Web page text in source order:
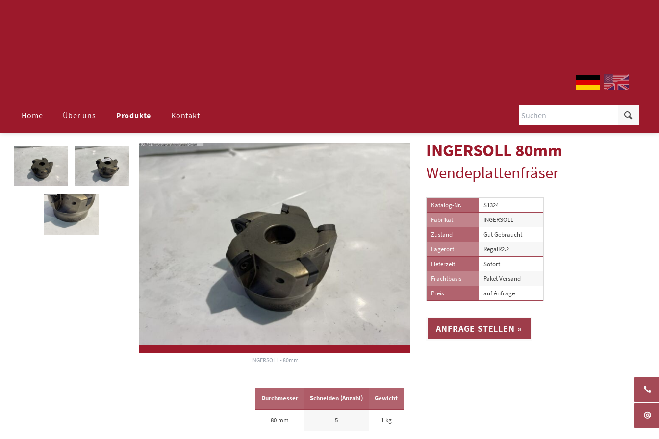
überspringenHome Über uns Produkte
ALLE
Maschinenzubehör
Aufspannplatten
Drehmaschinen
Kontakt
INGERSOLL - 80mm
INGERSOLL 80mm
Wende­plattenfräser
Katalog-Nr.
S1324
Fabrikat
INGERSOLL
Zustand
Gut Gebraucht
Lagerort
RegalR2.2
Lieferzeit
Sofort
Frachtbasis
Paket Versand
Preis
auf Anfrage
ANFRAGE STELLEN »
Durchmesser
80 mm
Schneiden (Anzahl)
5
Gewicht
1 kg